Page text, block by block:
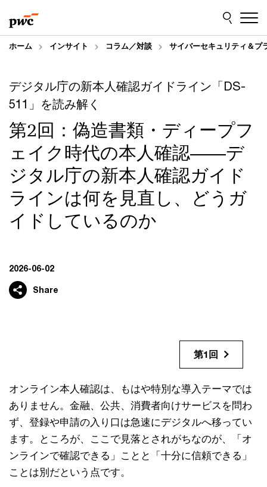
to
content
to
footer
ホーム インサイト コラム／対談 サイバーセキュリティ＆プ
デジタル庁の新本人確認ガイドライン「DS-
511」を読み解く
第2回：偽造書類・ディープフ
ェイク時代の本人確認――デ
ジタル庁の新本人確認ガイド
ラインは何を見直し、どうガ
イドしているのか
2026-06-02
Share
第1回
オンライン本人確認は、もはや特別な導入テーマでは
ありません。金融、公共、消費者向けサービスを問わ
ず、登録や申請の入り口は急速にデジタルへ移ってい
ます。ところが、ここで見落とされがちなのが、「オ
ンラインで確認できる」ことと「十分に信頼できる」
ことは別だという点です。